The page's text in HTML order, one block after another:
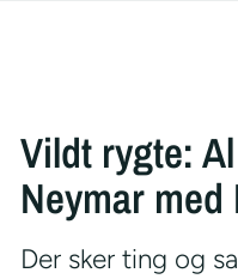
Vildt rygte:
Neymar
Der sker ting og